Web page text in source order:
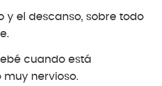
y el descanso, sobre todo
cuando está
nervioso.